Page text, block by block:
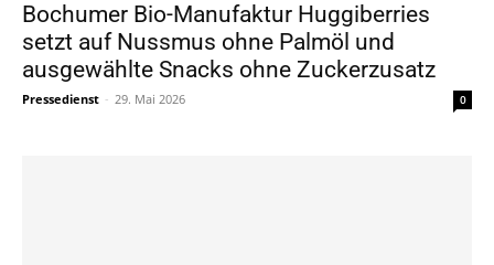
Bochumer Bio-Manufaktur Huggiberries
setzt auf Nussmus ohne Palmöl und
ausgewählte Snacks ohne Zuckerzusatz
Pressedienst - 29. Mai 2026 0